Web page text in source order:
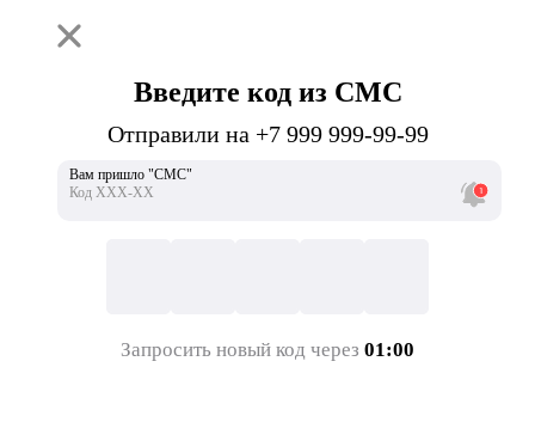
Введите код из СМС
Отправили на +7 999 999-99-99
Вам пришло "СМС"
Код ХХХ-ХХ
Запросить новый код через 01:00